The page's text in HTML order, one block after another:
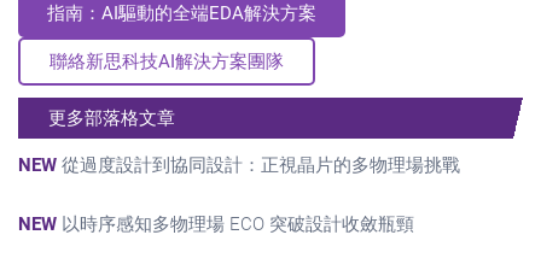
指南：AI驅動的全端EDA解決方案
聯絡新思科技AI解決方案團隊
更多部落格文章
NEW 從過度設計到協同設計：正視晶片的多物理場挑戰
NEW 以時序感知多物理場 ECO 突破設計收斂瓶頸